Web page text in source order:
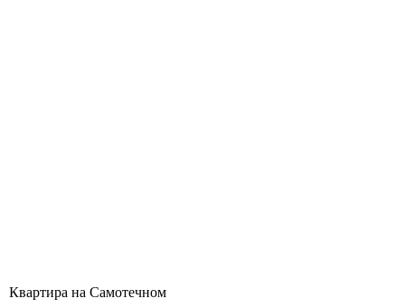
Квартира на Самотечном